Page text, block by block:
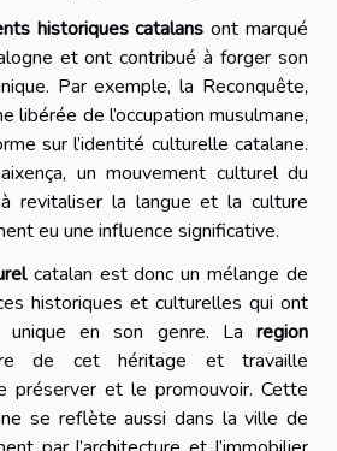
historiques catalans ont marqué
et ont contribué à forger son
Par exemple, la Reconquête,
libérée de l’occupation musulmane,
sur l’identité culturelle catalane.
un mouvement culturel du
revitaliser la langue et la culture
eu une influence significative.
catalan est donc un mélange de
historiques et culturelles qui ont
en son genre. La region
de cet héritage et travaille
préserver et le promouvoir. Cette
se reflète aussi dans la ville de